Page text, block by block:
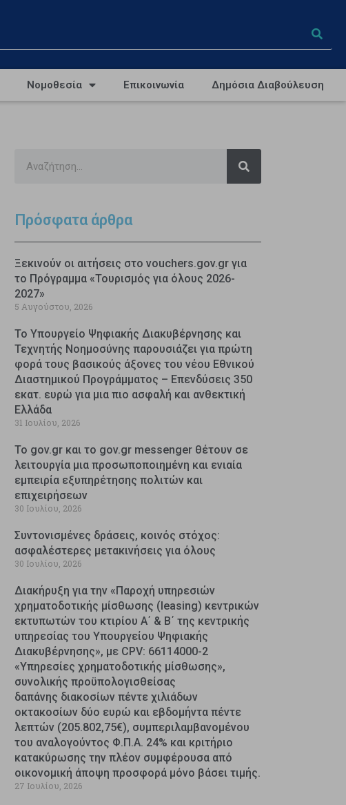
Νομοθεσία Επικοινωνία Δημόσια Διαβούλευση
Πρόσφατα άρθρα
Ξεκινούν οι αιτήσεις στο vouchers.gov.gr για
το Πρόγραμμα «Τουρισμός για όλους 2026-
2027»
5 Αυγούστου, 2026
Το Υπουργείο Ψηφιακής Διακυβέρνησης και
Τεχνητής Νοημοσύνης παρουσιάζει για πρώτη
φορά τους βασικούς άξονες του νέου Εθνικού
Διαστημικού Προγράμματος – Επενδύσεις 350
εκατ. ευρώ για μια πιο ασφαλή και ανθεκτική
Ελλάδα
31 Ιουλίου, 2026
Το gov.gr και το gov.gr messenger θέτουν σε
λειτουργία μια προσωποποιημένη και ενιαία
εμπειρία εξυπηρέτησης πολιτών και
επιχειρήσεων
30 Ιουλίου, 2026
Συντονισμένες δράσεις, κοινός στόχος:
ασφαλέστερες μετακινήσεις για όλους
30 Ιουλίου, 2026
Διακήρυξη για την «Παροχή υπηρεσιών
χρηματοδοτικής μίσθωσης (leasing) κεντρικών
εκτυπωτών του κτιρίου Α΄ & Β΄ της κεντρικής
υπηρεσίας του Υπουργείου Ψηφιακής
Διακυβέρνησης», με CPV: 66114000-2
«Υπηρεσίες χρηματοδοτικής μίσθωσης»,
συνολικής προϋπολογισθείσας
δαπάνης διακοσίων πέντε χιλιάδων
οκτακοσίων δύο ευρώ και εβδομήντα πέντε
λεπτών (205.802,75€), συμπεριλαμβανομένου
του αναλογούντος Φ.Π.Α. 24% και κριτήριο
κατακύρωσης την πλέον συμφέρουσα από
οικονομική άποψη προσφορά μόνο βάσει τιμής.
27 Ιουλίου, 2026